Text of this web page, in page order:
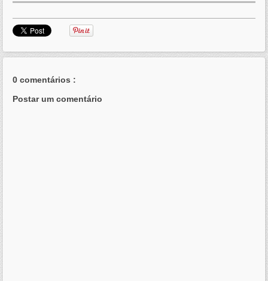
0 comentários :
Postar um comentário